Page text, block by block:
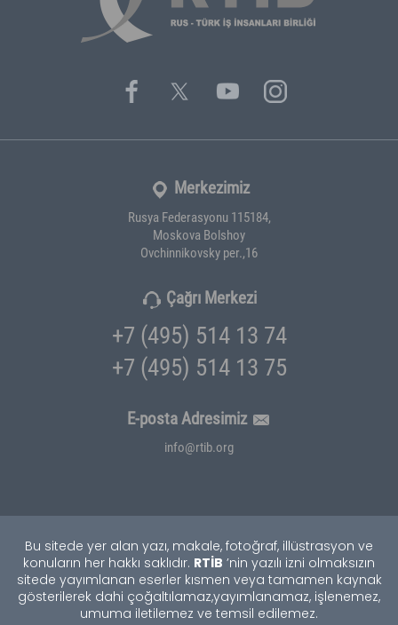
Merkezimiz
Rusya Federasyonu 115184,
Moskova Bolshoy
Ovchinnikovsky per.,16
Çağrı Merkezi
+7 (495) 514 13 74
+7 (495) 514 13 75
E-posta Adresimiz
info@rtib.org
Bu sitede yer alan yazı, makale, fotoğraf, illüstrasyon ve
konuların her hakkı saklıdır. RTİB ’nin yazılı izni olmaksızın
sitede yayımlanan eserler kısmen veya tamamen kaynak
gösterilerek dahi çoğaltılamaz,yayımlanamaz, işlenemez,
umuma iletilemez ve temsil edilemez.